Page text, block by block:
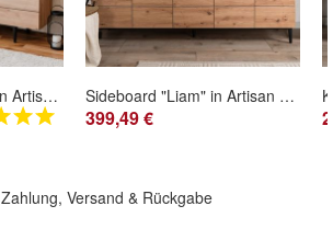
TV-Lowboard "Liam" in Artisan Eiche und schwarz TV-Unterteil 195 x 48 cm Sideboard "Liam" in Artisan Eiche und schwarz Anrichte 180 x 90 cm
399,49 €
Zahlung, Versand & Rückgabe